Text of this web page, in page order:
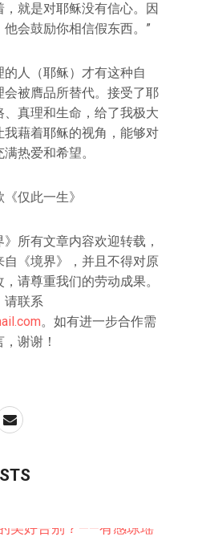
就是对耶稣没有信心。因
会鼓励你相信假东西。”
的人（耶稣）才有这种自
会被膺品所替代。接受了耶
真理和生命，给了我极大
我藉着耶稣的视角，能够对
热爱和希望。
仅此一生》
》所有文章内容欢迎转载，
自《境界》，并且不得对原
请尊重我们的劳动成果。
请联系
。如有进一步合作需
谢谢！